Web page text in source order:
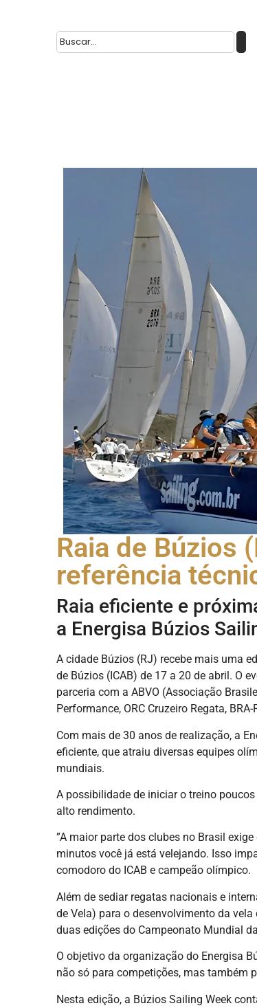
Raia de Búzios
referência
Raia eficiente e
a Energisa Búzios
A cidade Búzios (RJ) recebe mais uma
de Búzios (ICAB) de 17 a 20 de abril. O
parceria com a ABVO (Associação
Performance, ORC Cruzeiro Regata, BRA-
Com mais de 30 anos de realização, a
eficiente, que atraiu diversas equipes
mundiais.
A possibilidade de iniciar o treino
alto rendimento.
”A maior parte dos clubes no Brasil
minutos você já está velejando. Isso
comodoro do ICAB e campeão olímpico.
Além de sediar regatas nacionais e
de Vela) para o desenvolvimento da
duas edições do Campeonato Mundial
O objetivo da organização do Energisa
não só para competições, mas também
Nesta edição, a Búzios Sailing Week